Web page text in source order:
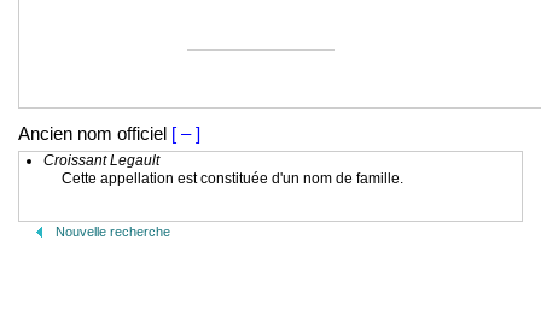
Ancien nom officiel [ – ]
Croissant Legault
Cette appellation est constituée d'un nom de famille.
Nouvelle recherche